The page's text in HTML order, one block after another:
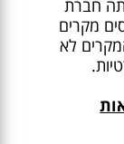
חברת
מקרים
לא